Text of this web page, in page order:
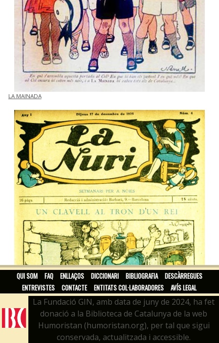
LA MAINADA
QUI SOM FAQ ENLLAÇOS DICCIONARI BIBLIOGRAFIA
DESCÀRREGUES
ENTREVISTES
CONTACTE ENTITATS COL·LABORADORES AVÍS LEGAL
La Fundació GIN, amb data de juny de 2024, ha fet
donació a la Biblioteca de Catalunya de la web
Humoristan (humoristan.org), per tal que sigui
conservada, actualitzada i accessible.